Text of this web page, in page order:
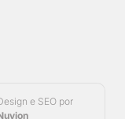
e SEO por